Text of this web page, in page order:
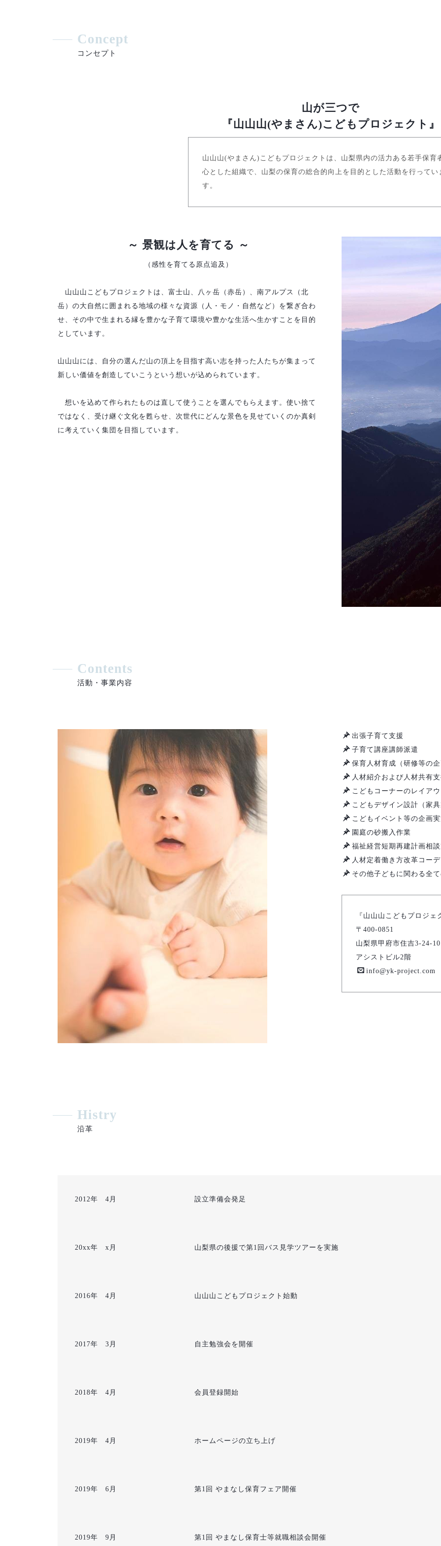
Concept
コンセプト
山が三つで
『山山山(やまさん)こどもプロジェクト』
山山山(やまさん)こどもプロジェクトは、山梨県内の活力ある若手保育
心とした組織で、山梨の保育の総合的向上を目的とした活動を行ってい
す。
～ 景観は人を育てる ～
（感性を育てる原点追及）
山山山こどもプロジェクトは、富士山、八ヶ岳（赤岳）、南アルプス（北
岳）の大自然に囲まれる地域の様々な資源（人・モノ・自然など）を繋ぎ合わ
せ、その中で生まれる縁を豊かな子育て環境や豊かな生活へ生かすことを目的
としています。
山山山には、自分の選んだ山の頂上を目指す高い志を持った人たちが集まって
新しい価値を創造していこうという想いが込められています。
想いを込めて作られたものは直して使うことを選んでもらえます。使い捨て
ではなく、受け継ぐ文化を甦らせ、次世代にどんな景色を見せていくのか真剣
に考えていく集団を目指しています。
Contents
活動・事業内容
出張子育て支援
子育て講座講師派遣
保育人材育成（研修等の
人材紹介および人材共有
こどもコーナーのレイア
こどもデザイン設計（家
こどもイベント等の企画
園庭の砂搬入作業
福祉経営短期再建計画相
人材定着働き方改革コー
その他子どもに関わる全
『山山山こどもプロジェ
〒400-0851
山梨県甲府市住吉3-24-10
アシストビル2階
info@yk-project.com
Histry
沿革
2012年 4月 設立準備会発足
20xx年 x月 山梨県の後援で第1回バス見学ツアーを実施
2016年 4月 山山山こどもプロジェクト始動
2017年 3月 自主勉強会を開催
2018年 4月 会員登録開始
2019年 4月 ホームページの立ち上げ
2019年 6月 第1回 やまなし保育フェア開催
2019年 9月 第1回 やまなし保育士等就職相談会開催